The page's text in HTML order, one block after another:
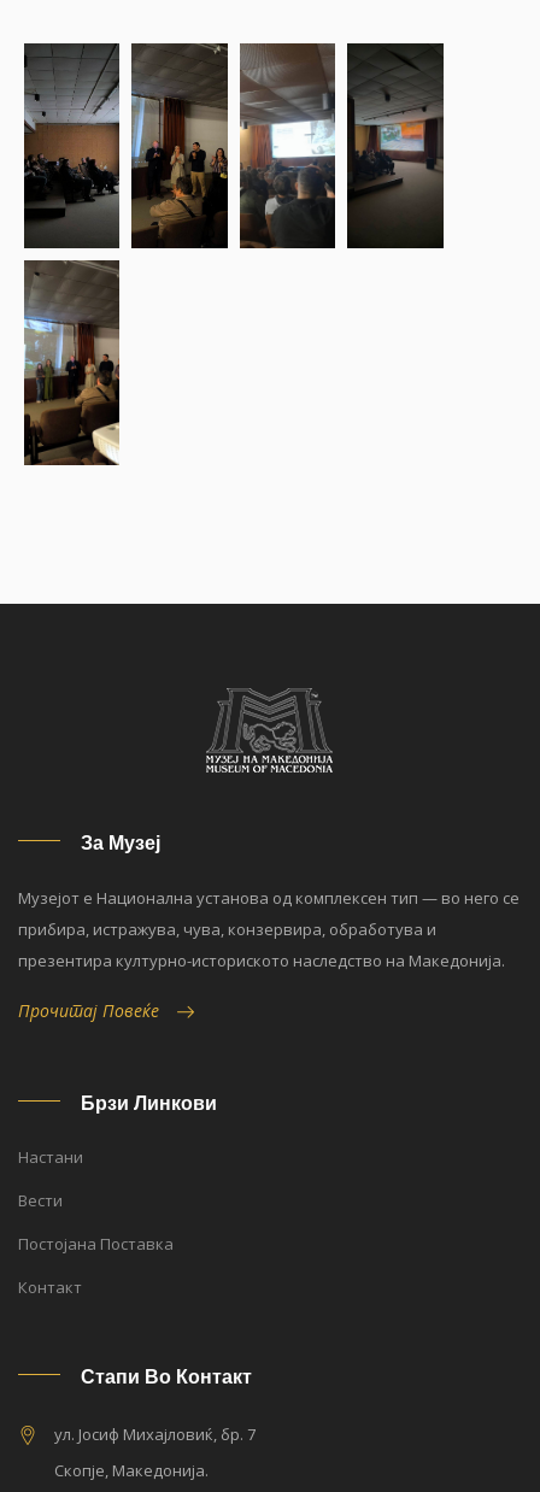
За Музеј
Музејот е Национална установа од комплексен тип — во него се
прибира, истражува, чува, конзервира, обработува и
презентира културно-историското наследство на Македонија.
Прочитај Повеќе
Брзи Линкови
Настани
Вести
Постојана Поставка
Контакт
Стапи Во Контакт
ул. Јосиф Михајловиќ, бр. 7
Скопје, Македонија.